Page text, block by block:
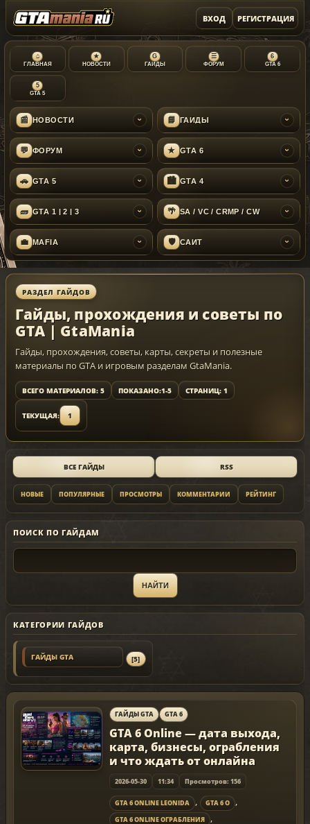
ВХОД РЕГИСТРАЦИЯ
⌂
ГЛАВНАЯ
★
НОВОСТИ
G
ГАЙДЫ
☰
ФОРУМ
6
GTA 6
5
GTA 5
📰 НОВОСТИ › 📘 ГАЙДЫ ›
💬 ФОРУМ › ★ GTA 6 ›
🚗 GTA 5 › 🏙 GTA 4 ›
🧱 GTA 1 | 2 | 3 › 🌴 SA / VC / CRMP / CW ›
💼 MAFIA › 🛡 САЙТ ›
РАЗДЕЛ ГАЙДОВ
Гайды, прохождения и советы по
GTA | GtaMania
Гайды, прохождения, советы, карты, секреты и полезные
материалы по GTA и игровым разделам GtaMania.
ВСЕГО МАТЕРИАЛОВ: 5 ПОКАЗАНО:1-5 СТРАНИЦ: 1
ТЕКУЩАЯ: 1
ВСЕ ГАЙДЫ RSS
НОВЫЕ ПОПУЛЯРНЫЕ ПРОСМОТРЫ КОММЕНТАРИИ РЕЙТИНГ
ПОИСК ПО ГАЙДАМ
КАТЕГОРИИ ГАЙДОВ
ГАЙДЫ GTA [5]
ГАЙДЫ GTA GTA 6
GTA 6 Online — дата выхода,
карта, бизнесы, ограбления
и что ждать от онлайна
2026-05-30 11:34 Просмотров: 156
GTA 6 ONLINE LEONIDA , GTA 6 O ,
GTA 6 ONLINE ОГРАБЛЕНИЯ ,